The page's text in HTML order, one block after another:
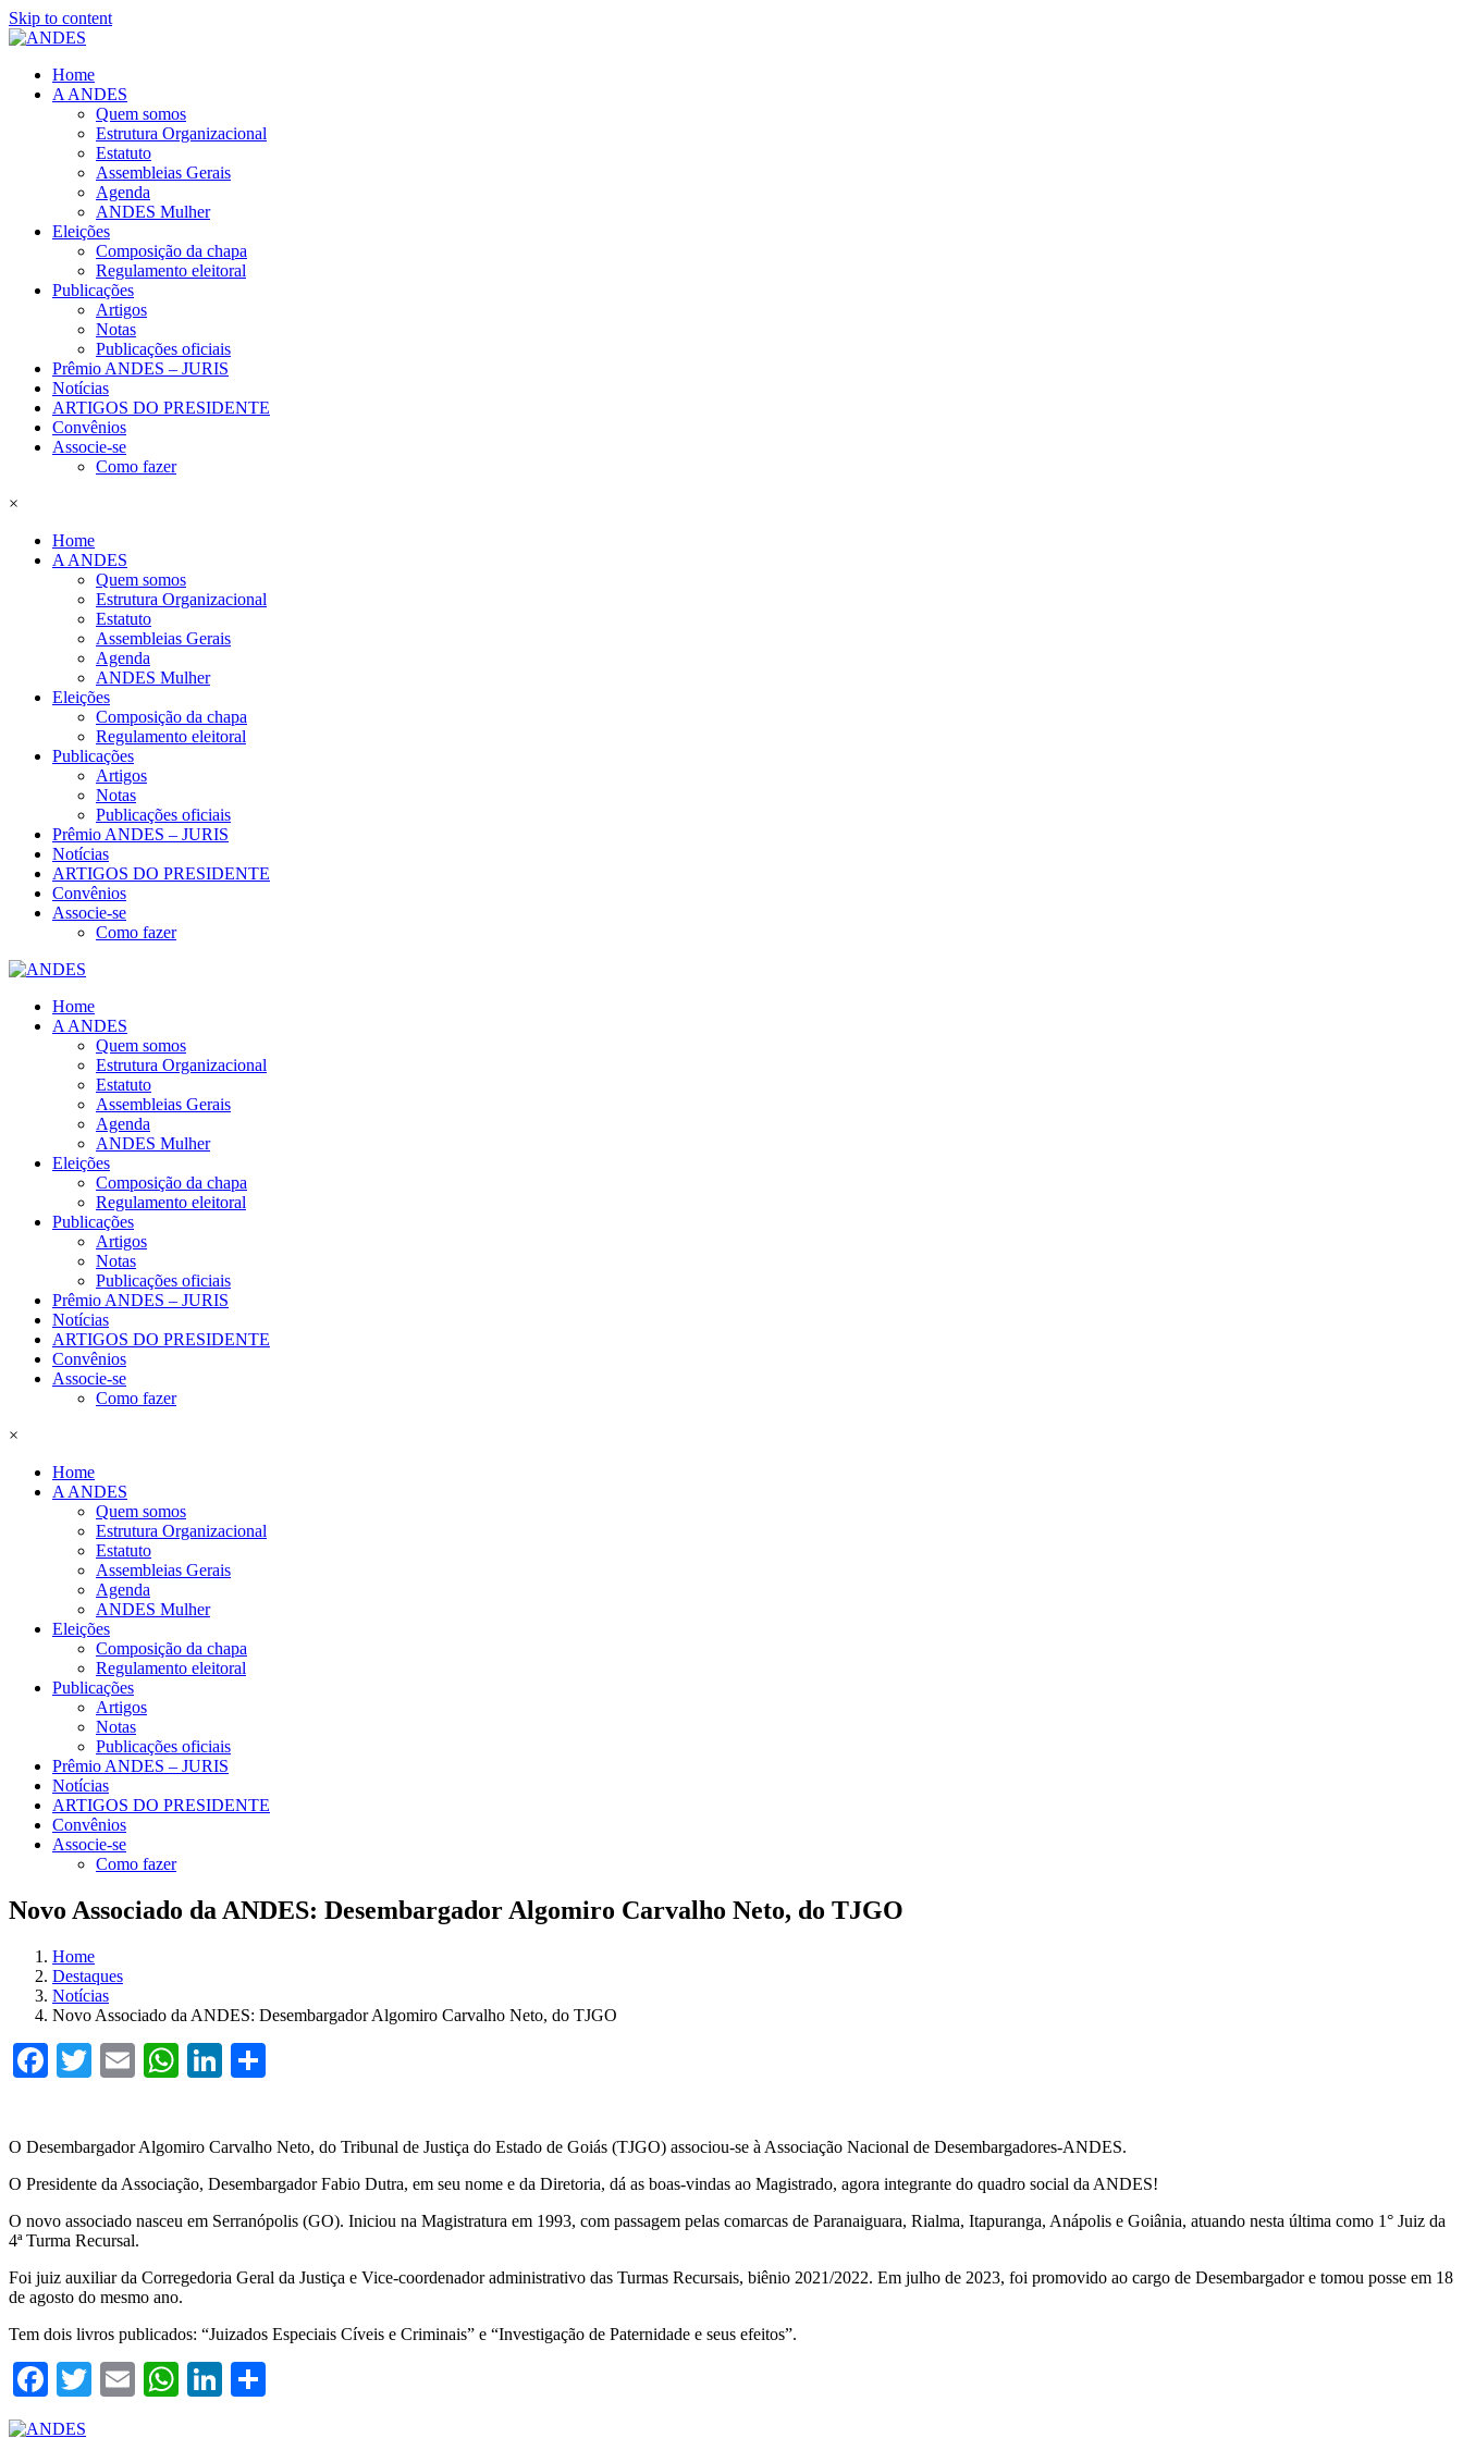
Skip to content
Home
A ANDES
Quem somos
Estrutura Organizacional
Estatuto
Assembleias Gerais
Agenda
ANDES Mulher
Eleições
Composição da chapa
Regulamento eleitoral
Publicações
Artigos
Notas
Publicações oficiais
Prêmio ANDES – JURIS
Notícias
ARTIGOS DO PRESIDENTE
Convênios
Associe-se
Como fazer
×
Home
A ANDES
Quem somos
Estrutura Organizacional
Estatuto
Assembleias Gerais
Agenda
ANDES Mulher
Eleições
Composição da chapa
Regulamento eleitoral
Publicações
Artigos
Notas
Publicações oficiais
Prêmio ANDES – JURIS
Notícias
ARTIGOS DO PRESIDENTE
Convênios
Associe-se
Como fazer
Home
A ANDES
Quem somos
Estrutura Organizacional
Estatuto
Assembleias Gerais
Agenda
ANDES Mulher
Eleições
Composição da chapa
Regulamento eleitoral
Publicações
Artigos
Notas
Publicações oficiais
Prêmio ANDES – JURIS
Notícias
ARTIGOS DO PRESIDENTE
Convênios
Associe-se
Como fazer
×
Home
A ANDES
Quem somos
Estrutura Organizacional
Estatuto
Assembleias Gerais
Agenda
ANDES Mulher
Eleições
Composição da chapa
Regulamento eleitoral
Publicações
Artigos
Notas
Publicações oficiais
Prêmio ANDES – JURIS
Notícias
ARTIGOS DO PRESIDENTE
Convênios
Associe-se
Como fazer
Novo Associado da ANDES: Desembargador Algomiro Carvalho Neto, do TJGO
Home
Destaques
Notícias
Novo Associado da ANDES: Desembargador Algomiro Carvalho Neto, do TJGO
Facebook
TwitterEmailWhatsApp
LinkedIn
O Desembargador Algomiro Carvalho Neto, do Tribunal de Justiça do Estado de Goiás (TJGO) associou-se à Associação Nacional de Desembargadores-ANDES.
O Presidente da Associação, Desembargador Fabio Dutra, em seu nome e da Diretoria, dá as boas-vindas ao Magistrado, agora integrante do quadro social da ANDES!
O novo associado nasceu em Serranópolis (GO). Iniciou na Magistratura em 1993, com passagem pelas comarcas de Paranaiguara, Rialma, Itapuranga, Anápolis e Goiânia, atuando nesta última como 1° Juiz da
4ª Turma Recursal.
Foi juiz auxiliar da Corregedoria Geral da Justiça e Vice-coordenador administrativo das Turmas Recursais, biênio 2021/2022. Em julho de 2023, foi promovido ao cargo de Desembargador e tomou posse em 18
de agosto do mesmo ano.
Tem dois livros publicados: “Juizados Especiais Cíveis e Criminais” e “Investigação de Paternidade e seus efeitos”.
Facebook
TwitterEmailWhatsApp
LinkedIn